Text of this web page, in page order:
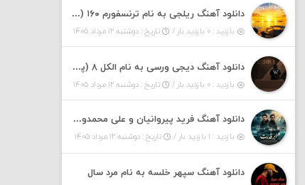
دانلود آهنگ ریلجی به نام ترنسفورم ۱۶۰ (پادکست)
بازدید : ۰ بازدید بار / تاریخ : دوشنبه ۱۲ مرداد ۱۴۰۵
دانلود آهنگ دیجی ورسی به نام الکل ۸ (پادکست)
بازدید : ۰ بازدید بار / تاریخ : دوشنبه ۱۲ مرداد ۱۴۰۵
دانلود آهنگ فرید پیروانیان و علی محمدوند به نام اَبَر قدرت
بازدید : ۱ بازدید بار / تاریخ : دوشنبه ۱۲ مرداد ۱۴۰۵
دانلود آهنگ سپهر خلسه به نام مرد سال